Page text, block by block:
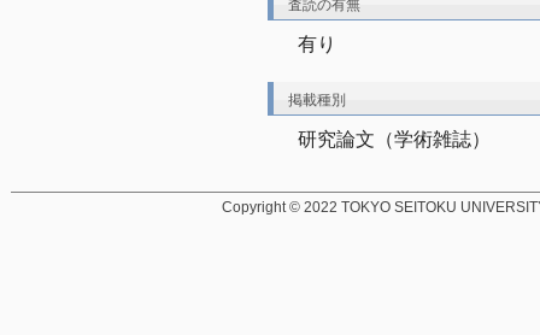
査読の有無
有り
掲載種別
研究論文（学術雑誌）